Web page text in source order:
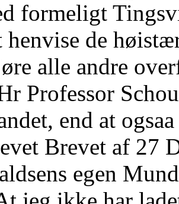
formeligt
de
alle andre
Professor
end at
Brevet af 27
egen